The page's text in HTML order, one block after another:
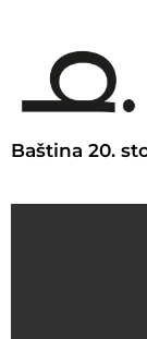
Baština 20.